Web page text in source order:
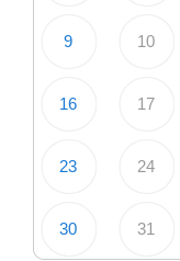
9 10
16 17
23 24
30 31